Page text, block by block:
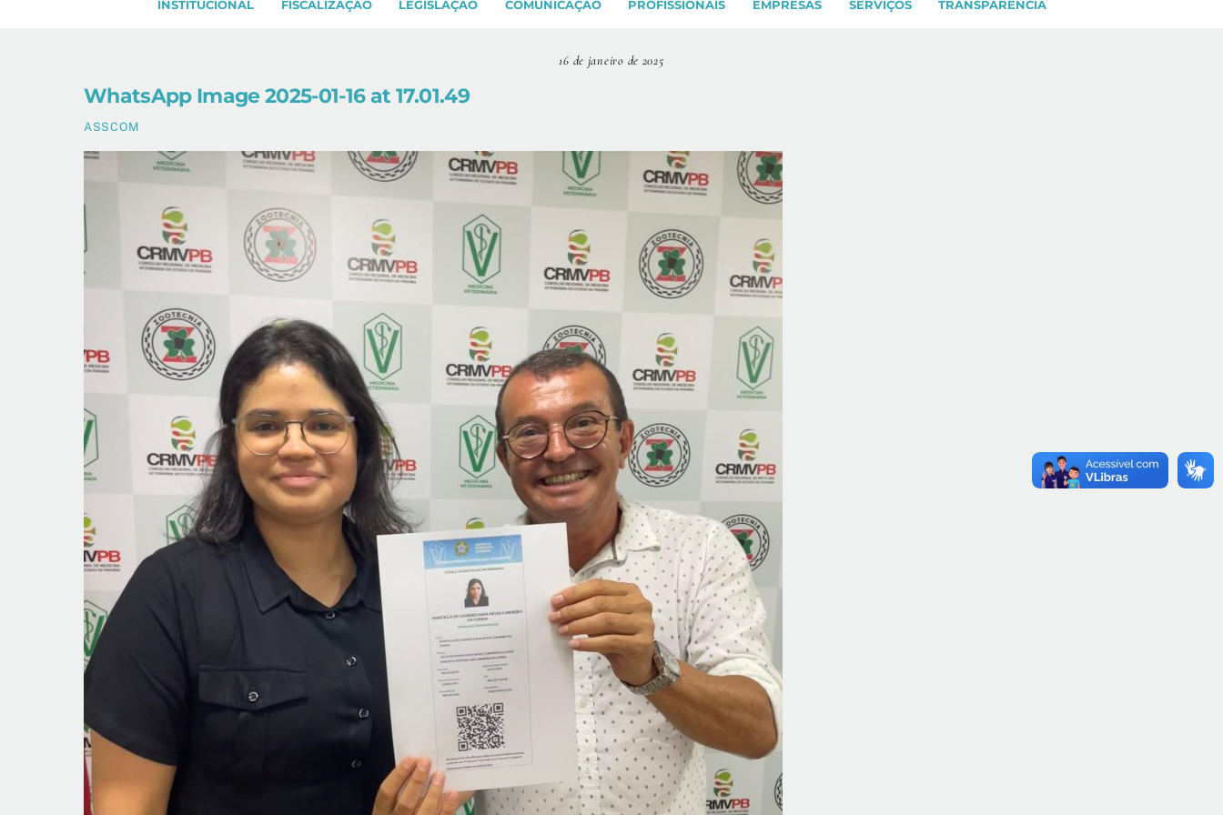
INSTITUCIONAL FISCALIZAÇÃO LEGISLAÇÃO COMUNICAÇÃO PROFISSIONAIS EMPRESAS SERVIÇOS TRANSPARÊNCIA
16 de janeiro de 2025
WhatsApp Image 2025-01-16 at 17.01.49
ASSCOM